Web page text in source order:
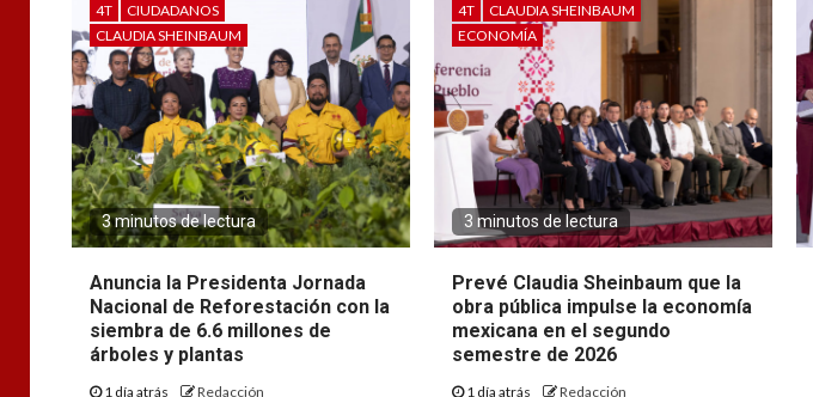
4T
CIUDADANOS
CLAUDIA SHEINBAUM
3 minutos de lectura
Anuncia la Presidenta Jornada
Nacional de Reforestación con la
siembra de 6.6 millones de
árboles y plantas
1 día atrás Redacción
4T
CLAUDIA SHEINBAUM
ECONOMÍA
3 minutos de lectura
Prevé Claudia Sheinbaum que la
obra pública impulse la economía
mexicana en el segundo
semestre de 2026
1 día atrás Redacción